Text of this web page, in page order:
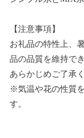
【注意事項】
お礼品の特性上、
品の品質を維持で
あらかじめご了承
※気温や花の性質
す。